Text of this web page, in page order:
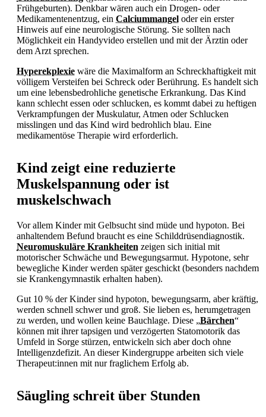
Frühgeburten). Denkbar wären auch ein Drogen- oder
Medikamentenentzug, ein Calciummangel oder ein erster
Hinweis auf eine neurologische Störung. Sie sollten nach
Möglichkeit ein Handyvideo erstellen und mit der Ärztin oder
dem Arzt sprechen.
Hyperekplexie wäre die Maximalform an Schreckhaftigkeit mit
völligem Versteifen bei Schreck oder Berührung. Es handelt sich
um eine lebensbedrohliche genetische Erkrankung. Das Kind
kann schlecht essen oder schlucken, es kommt dabei zu heftigen
Verkrampfungen der Muskulatur, Atmen oder Schlucken
misslingen und das Kind wird bedrohlich blau. Eine
medikamentöse Therapie wird erforderlich.
Kind zeigt eine reduzierte
Muskelspannung oder ist
muskelschwach
Vor allem Kinder mit Gelbsucht sind müde und hypoton. Bei
anhaltendem Befund braucht es eine Schilddrüsendiagnostik.
Neuromuskuläre Krankheiten zeigen sich initial mit
motorischer Schwäche und Bewegungsarmut. Hypotone, sehr
bewegliche Kinder werden später geschickt (besonders nachdem
sie Krankengymnastik erhalten haben).
Gut 10 % der Kinder sind hypoton, bewegungsarm, aber kräftig,
werden schnell schwer und groß. Sie lieben es, herumgetragen
zu werden, und wollen keine Bauchlage. Diese „Bärchen“
können mit ihrer tapsigen und verzögerten Statomotorik das
Umfeld in Sorge stürzen, entwickeln sich aber doch ohne
Intelligenzdefizit. An dieser Kindergruppe arbeiten sich viele
Therapeut:innen mit nur fraglichem Erfolg ab.
Säugling schreit über Stunden